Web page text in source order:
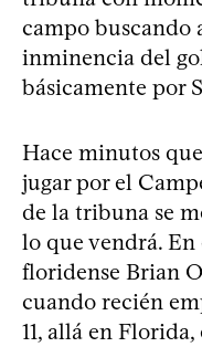
campo buscando
inminencia del
básicamente por
Hace minutos
jugar por el
de la tribuna se
lo que vendrá.
floridense Brian
cuando recién
11, allá en